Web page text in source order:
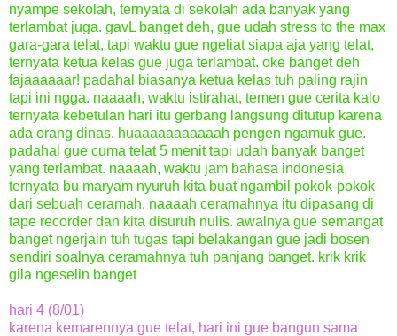
nyampe sekolah, ternyata di sekolah ada banyak yang
terlambat juga. gavL banget deh, gue udah stress to the max
gara-gara telat, tapi waktu gue ngeliat siapa aja yang telat,
ternyata ketua kelas gue juga terlambat. oke banget deh
fajaaaaaar! padahal biasanya ketua kelas tuh paling rajin
tapi ini ngga. naaaah, waktu istirahat, temen gue cerita kalo
ternyata kebetulan hari itu gerbang langsung ditutup karena
ada orang dinas. huaaaaaaaaaaah pengen ngamuk gue.
padahal gue cuma telat 5 menit tapi udah banyak banget
yang terlambat. naaaah, waktu jam bahasa indonesia,
ternyata bu maryam nyuruh kita buat ngambil pokok-pokok
dari sebuah ceramah. naaaah ceramahnya itu dipasang di
tape recorder dan kita disuruh nulis. awalnya gue semangat
banget ngerjain tuh tugas tapi belakangan gue jadi bosen
sendiri soalnya ceramahnya tuh panjang banget. krik krik
gila ngeselin banget
hari 4 (8/01)
karena kemarennya gue telat, hari ini gue bangun sama